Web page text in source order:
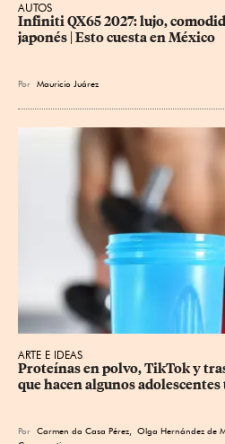
AUTOS
Infiniti QX65 2027: lujo,
japonés | Esto cuesta en México
Por Mauricio Juárez
ARTE E IDEAS
Proteínas en polvo, TikTok y
que hacen algunos
Por Carmen da Casa Pérez Olga Hernández de